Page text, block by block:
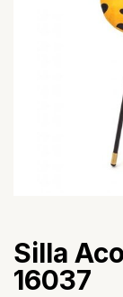
Silla
16037